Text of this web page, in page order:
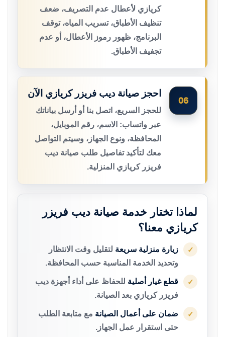
كريازي لأعطال عدم التصريف، ضعف
تنظيف الأطباق، تسريب المياه، توقف
البرنامج، ظهور رموز الأعطال، أو عدم
تجفيف الأطباق.
06
احجز صيانة ديب فريزر كريازي الآن
للحجز السريع، اتصل بنا أو أرسل بياناتك
عبر واتساب: الاسم، رقم الموبايل،
المحافظة، ونوع الجهاز، وسيتم التواصل
معك لتأكيد تفاصيل طلب صيانة ديب
فريزر كريازي المنزلية.
لماذا تختار خدمة صيانة ديب فريزر
كريازي معنا؟
✓ زيارة منزلية سريعة لتقليل وقت الانتظار
وتحديد الخدمة المناسبة حسب المحافظة.
✓ قطع غيار أصلية للحفاظ على أداء أجهزة ديب
فريزر كريازي بعد الصيانة.
✓ ضمان على أعمال الصيانة مع متابعة الطلب
حتى استقرار عمل الجهاز.